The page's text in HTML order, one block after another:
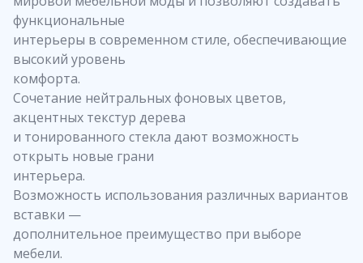
функциональные
интерьеры в современном стиле, обеспечивающие
высокий уровень
комфорта.
Сочетание нейтральных фоновых цветов,
акцентных текстур дерева
и тонированного стекла дают возможность
открыть новые грани
интерьера.
Возможность использования различных вариантов
вставки —
дополнительное преимущество при выборе
мебели.